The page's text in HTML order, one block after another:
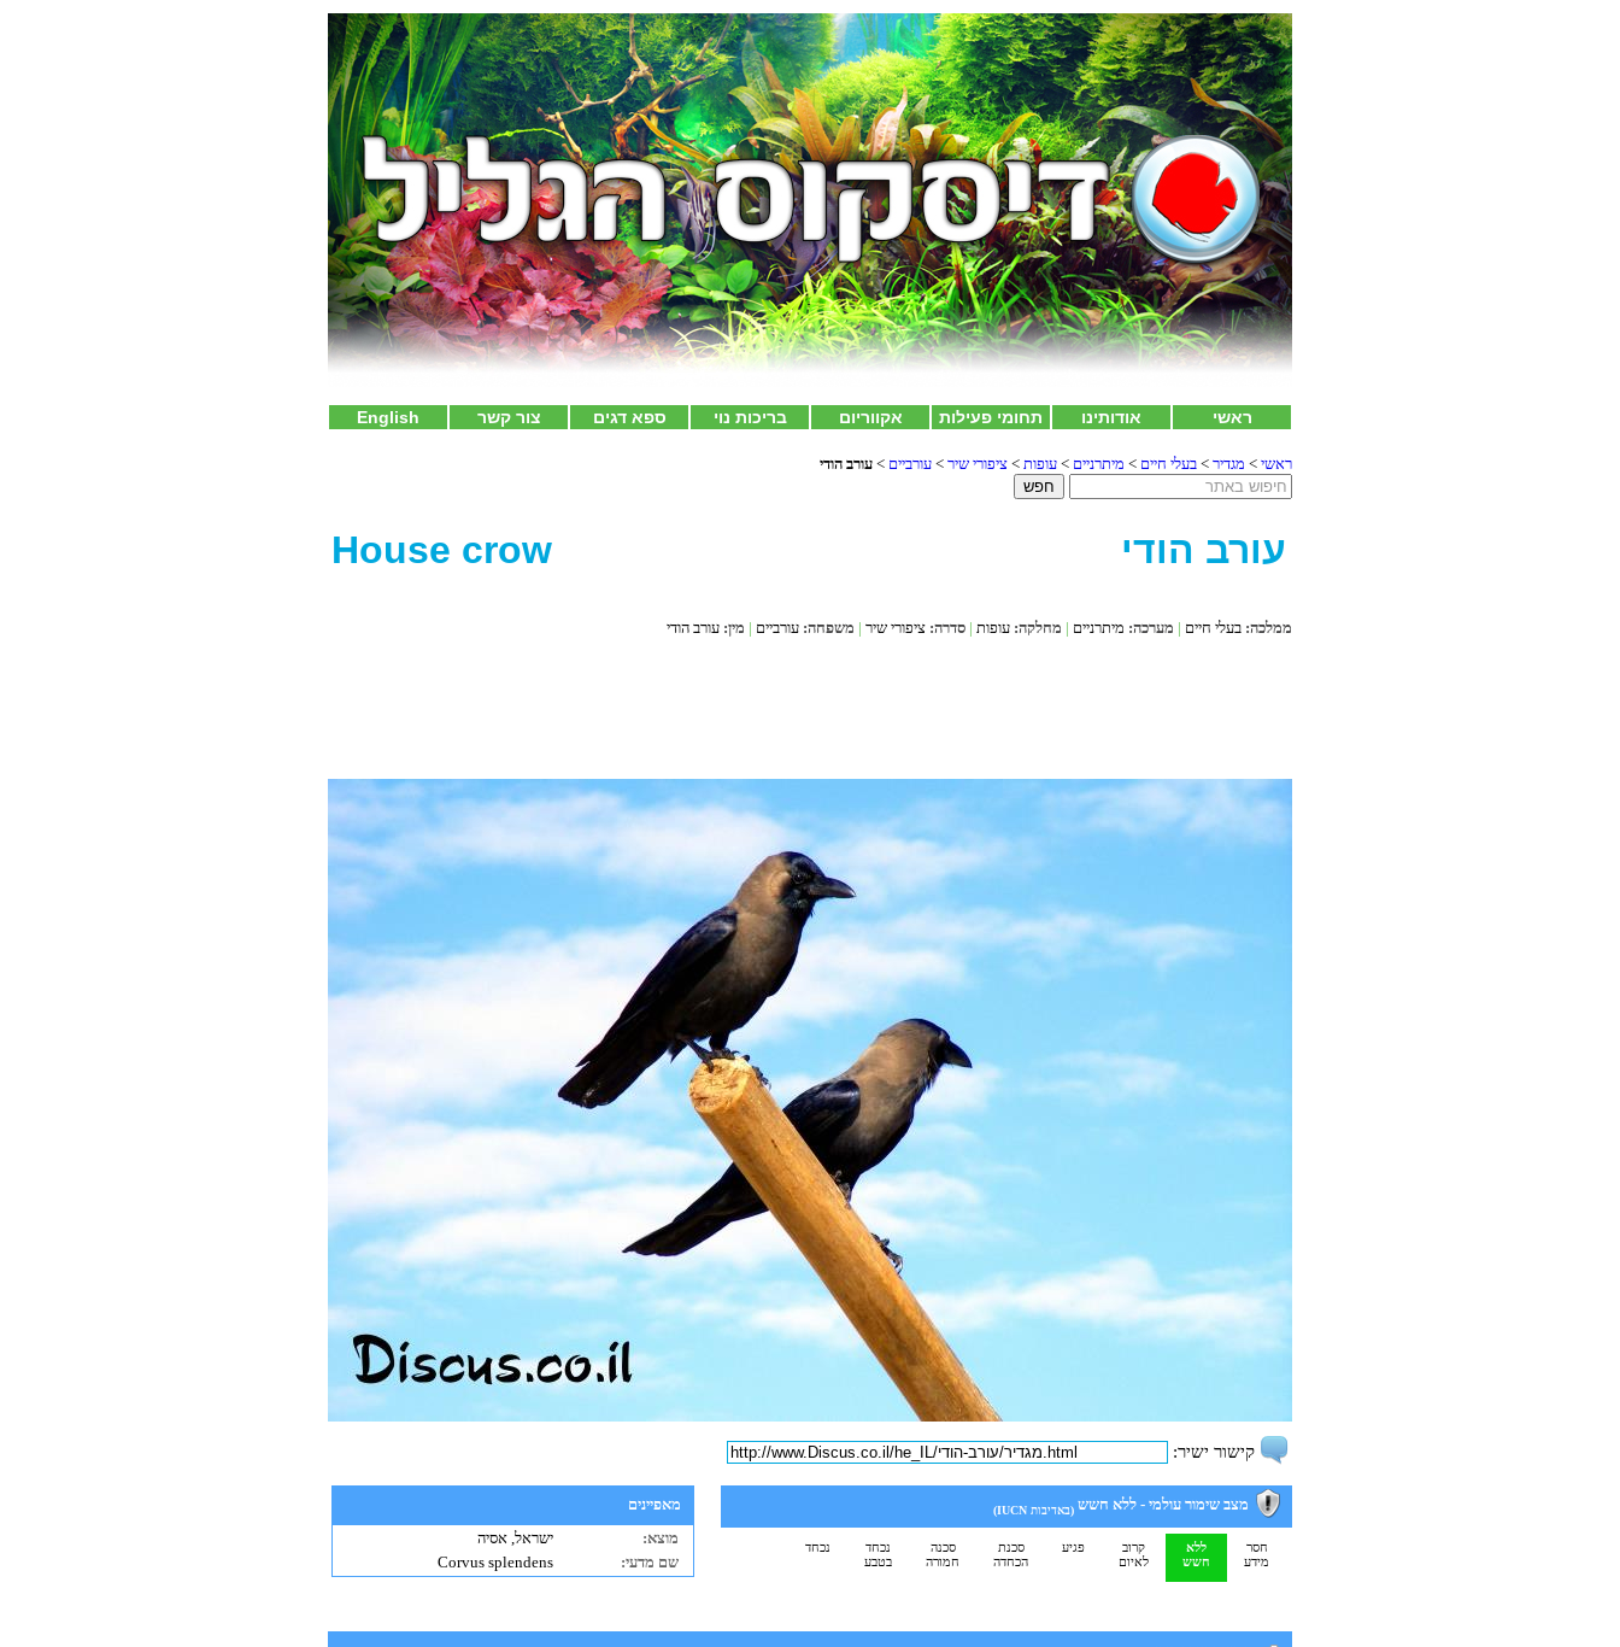
ראשי אודותינו תחומי פעילות אקווריום בריכות נוי ספא דגים צור קשר English
ראשי > מגדיר > בעלי חיים > מיתרניים > עופות > ציפורי שיר > עורביים > עורב הודי
עורב הודי House crow
ממלכה: בעלי חיים | מערכה: מיתרניים | מחלקה: עופות | סדרה: ציפורי שיר | משפחה: עורביים | מין: עורב הודי
קישור ישיר:
מאפיינים
מוצא:
ישראל, אסיה
שם מדעי:
Corvus splendens
מצב שימור עולמי - ללא חשש (באדיבות IUCN
)
חסר
מידע
ללא
חשש
קרוב
לאיום
פגיע
סכנת
הכחדה
סכנה
חמורה
נכחד
בטבע
נכחד